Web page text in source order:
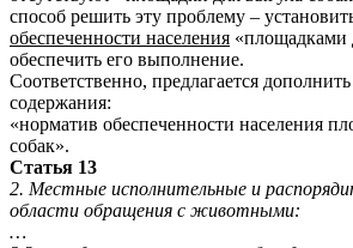
способ решить эту проблему –
обеспеченности населения «площадками
обеспечить его выполнение.
Соответственно, предлагается
содержания:
«норматив обеспеченности населения
собак».
Статья 13
2. Местные исполнительные и
области обращения с животными:
…